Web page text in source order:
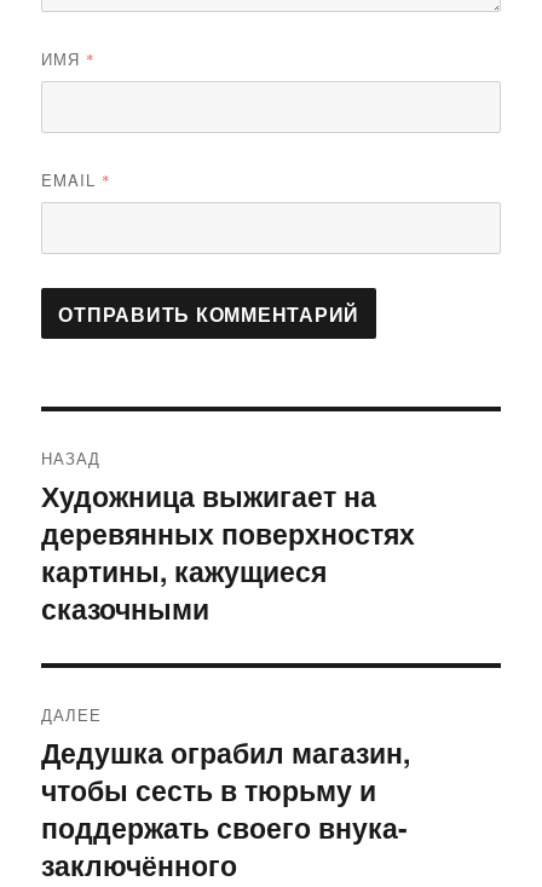
ИМЯ *
EMAIL *
по
записям
НАЗАД
Предыдущая
запись:
Художница выжигает на
деревянных поверхностях
картины, кажущиеся
сказочными
ДАЛЕЕ
Следующая
запись:
Дедушка ограбил магазин,
чтобы сесть в тюрьму и
поддержать своего внука-
заключённого